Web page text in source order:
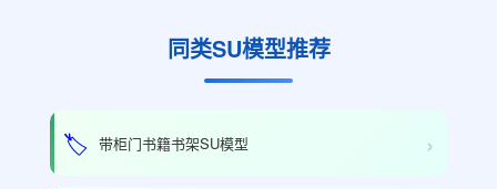
同类SU模型推荐
🏷️ 带柜门书籍书架SU模型 ›